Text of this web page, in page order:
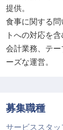
提供。
食事に関する
トへの対応を
会計業務、テ
ーズな運営。
募集職種
サービススタッ